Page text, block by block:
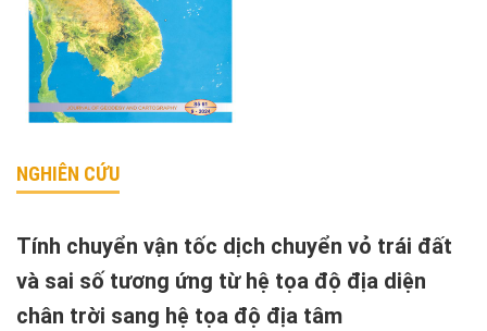
NGHIÊN CỨU
Tính chuyển vận tốc dịch chuyển vỏ trái đất
và sai số tương ứng từ hệ tọa độ địa diện
chân trời sang hệ tọa độ địa tâm